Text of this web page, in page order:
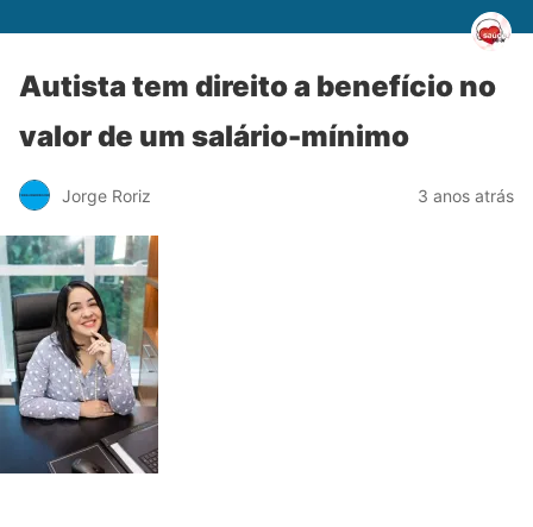
Autista tem direito a benefício no
valor de um salário-mínimo
Jorge Roriz 3 anos atrás